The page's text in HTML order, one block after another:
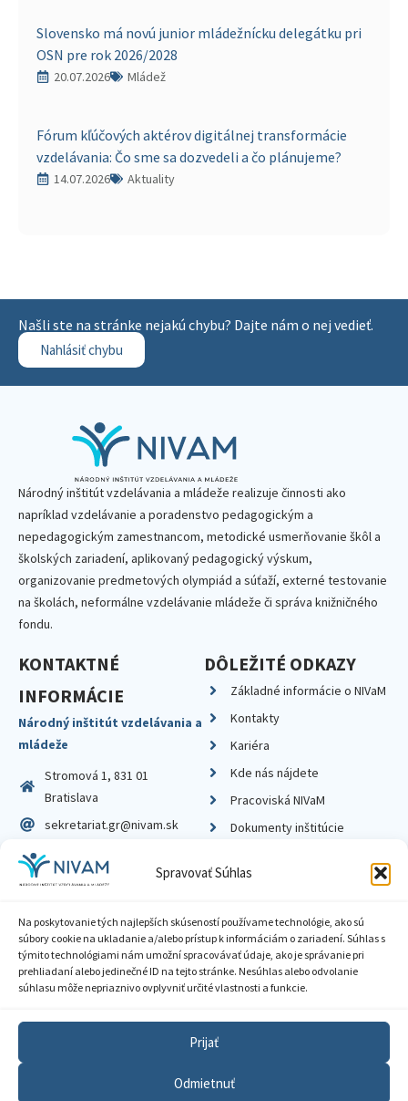
Spravovať Súhlas
Na poskytovanie tých najlepších skúseností používame technológie, ako sú
súbory cookie na ukladanie a/alebo prístup k informáciám o zariadení. Súhlas s
týmito technológiami nám umožní spracovávať údaje, ako je správanie pri
prehliadaní alebo jedinečné ID na tejto stránke. Nesúhlas alebo odvolanie
súhlasu môže nepriaznivo ovplyvniť určité vlastnosti a funkcie.
Prijať
Odmietnuť
Slovensko má novú junior mládežnícku delegátku pri
OSN pre rok 2026/2028
20.07.2026 Mládež
Fórum kľúčových aktérov digitálnej transformácie
vzdelávania: Čo sme sa dozvedeli a čo plánujeme?
14.07.2026 Aktuality
Našli ste na stránke nejakú chybu? Dajte nám o nej vedieť.
Nahlásiť chybu
Národný inštitút vzdelávania a mládeže realizuje činnosti ako
napríklad vzdelávanie a poradenstvo pedagogickým a
nepedagogickým zamestnancom, metodické usmerňovanie škôl a
školských zariadení, aplikovaný pedagogický výskum,
organizovanie predmetových olympiád a súťaží, externé testovanie
na školách, neformálne vzdelávanie mládeže či správa knižničného
fondu.
KONTAKTNÉ
INFORMÁCIE
Národný inštitút vzdelávania a
mládeže
Stromová 1, 831 01
Bratislava
sekretariat.gr@nivam.sk
IČO: 00164348
DIČ: 2020798714
DÔLEŽITÉ ODKAZY
Základné informácie o NIVaM
Kontakty
Kariéra
Kde nás nájdete
Pracoviská NIVaM
Dokumenty inštitúcie
Zásady ochrany súkromia
Sprístupnenie informácií
Nastavenia cookies